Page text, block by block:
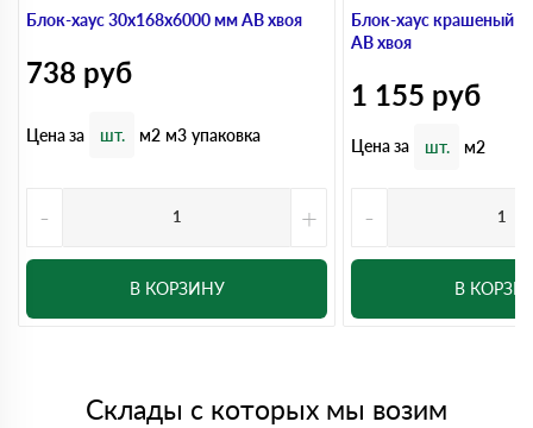
Блок-хаус 30x168x6000 мм АВ хвоя
738 руб
Цена за шт. м2 м3 упаковка
- +
В КОРЗИНУ
Блок-хаус крашеный
АВ хвоя
1 155 руб
Цена за шт. м2
-
В
Склады с которых мы возим